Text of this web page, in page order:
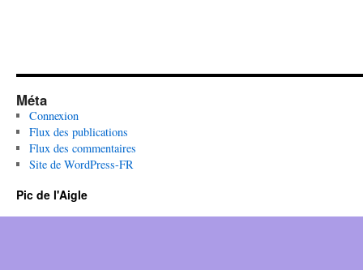
Méta
Connexion
Flux des publications
Flux des commentaires
Site de WordPress-FR
Pic de l'Aigle